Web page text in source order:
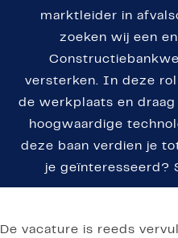
marktleider in
zoeken wij een
versterken. In deze
de werkplaats en draag
hoogwaardige
deze baan verdien je
je geïnteresseerd?
De vacature is reeds